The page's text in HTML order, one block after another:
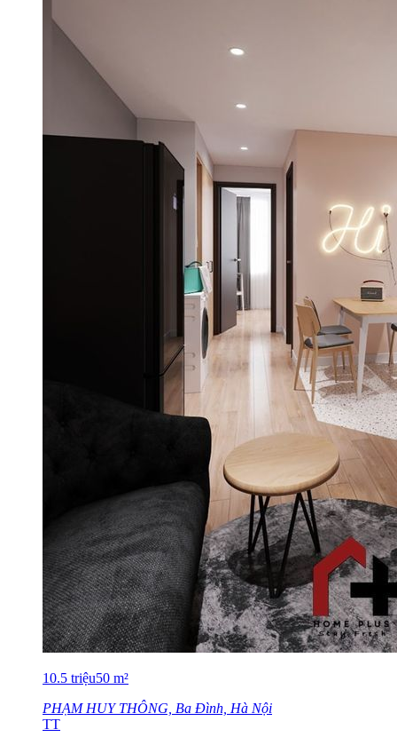
10.5 triệu50 m²
PHẠM HUY THÔNG, Ba Đình, Hà Nội
TT